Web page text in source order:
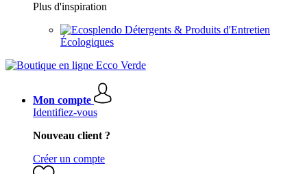
Plus d'inspiration
Détergents & Produits d'Entretien
Écologiques
Mon compte
Identifiez-vous
Nouveau client ?
Créer un compte